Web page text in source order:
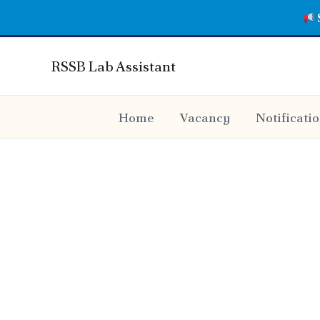
RSSB Lab Assistant
Home Vacancy